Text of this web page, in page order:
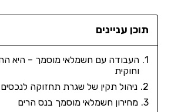
תוכן עניינים
העבודה עם חשמלאי מוסמך – היא
וחוקית
ניהול תקין של שגרת תחזוקה לנכסים
מחירון חשמלאי מוסמך בנס הרים